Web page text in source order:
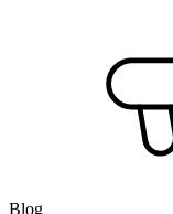
Blog